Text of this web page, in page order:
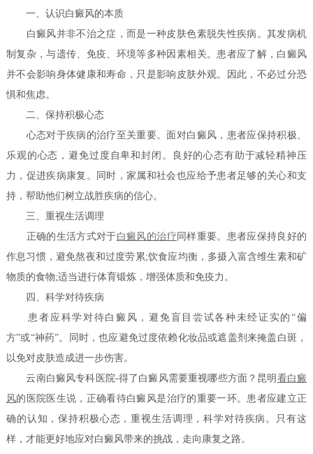
一、认识白癜风的本质
白癜风并非不治之症，而是一种皮肤色素脱失性疾病。其发病机
制复杂，与遗传、免疫、环境等多种因素相关。患者应了解，白癜风
并不会影响身体健康和寿命，只是影响皮肤外观。因此，不必过分恐
惧和焦虑。
二、保持积极心态
心态对于疾病的治疗至关重要。面对白癜风，患者应保持积极、
乐观的心态，避免过度自卑和封闭。良好的心态有助于减轻精神压
力，促进疾病康复。同时，家属和社会也应给予患者足够的关心和支
持，帮助他们树立战胜疾病的信心。
三、重视生活调理
正确的生活方式对于白癜风的治疗 同样重要。患者应保持良好的
作息习惯，避免熬夜和过度劳累;饮食应均衡，多摄入富含维生素和矿
物质的食物;适当进行体育锻炼，增强体质和免疫力。
四、科学对待疾病
患者应科学对待白癜风，避免盲目尝试各种未经证实的“偏
方”或“神药”。同时，也应避免过度依赖化妆品或遮盖剂来掩盖白斑，
以免对皮肤造成进一步伤害。
云南白癜风专科医院-得了白癜风需要重视哪些方面？昆明 看白癜
风的医院医生说，正确看待白癜风是治疗的重要一环。患者应建立正
确的认知，保持积极心态，重视生活调理，科学对待疾病。只有这
样，才能更好地应对白癜风带来的挑战，走向康复之路。